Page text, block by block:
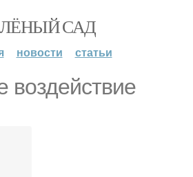
САД
новости статьи
воздействие